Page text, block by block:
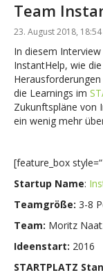
Team
23. August 2018, 18:54
In diesem
InstantHelp, wie
die Learnings im
Zukunftspläne von
ein wenig mehr
[feature_box
Startup Name:
Teamgröße: 3-8
Team: Moritz
Ideenstart: 2016
STARTPLATZ